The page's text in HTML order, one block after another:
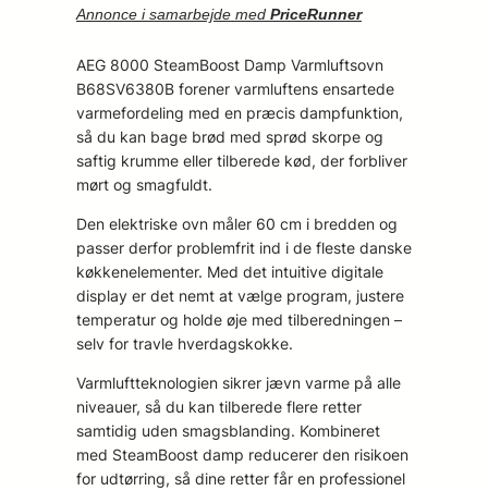
Annonce i samarbejde med PriceRunner
AEG 8000 SteamBoost Damp Varmluftsovn
B68SV6380B forener varmluftens ensartede
varmefordeling med en præcis dampfunktion,
så du kan bage brød med sprød skorpe og
saftig krumme eller tilberede kød, der forbliver
mørt og smagfuldt.
Den elektriske ovn måler 60 cm i bredden og
passer derfor problemfrit ind i de fleste danske
køkkenelementer. Med det intuitive digitale
display er det nemt at vælge program, justere
temperatur og holde øje med tilberedningen –
selv for travle hverdagskokke.
Varmluftteknologien sikrer jævn varme på alle
niveauer, så du kan tilberede flere retter
samtidig uden smagsblanding. Kombineret
med SteamBoost damp reducerer den risikoen
for udtørring, så dine retter får en professionel